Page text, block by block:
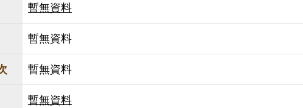
暫無資料
暫無資料
暫無資料
暫無資料